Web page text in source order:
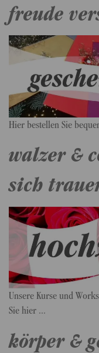
freude
Hier bestellen Sie
walzer &
sich
Unsere Kurse und
Sie hier ...
körper &